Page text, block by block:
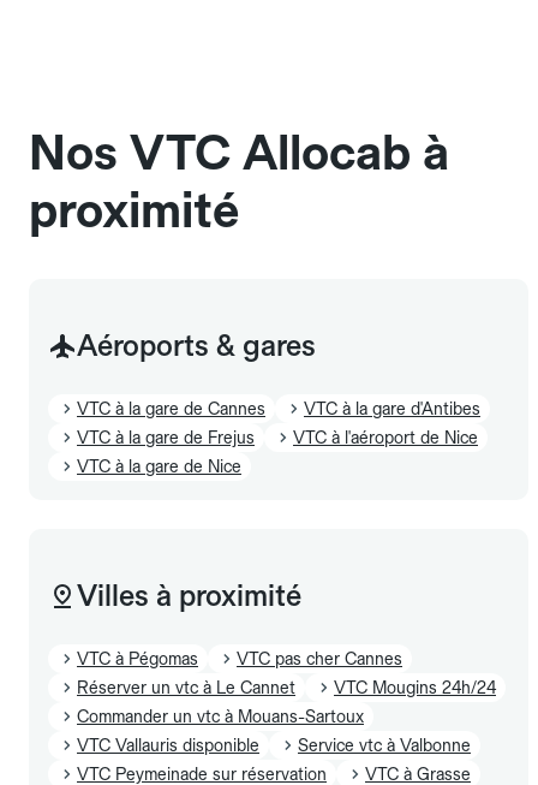
Nos VTC Allocab à
proximité
Aéroports & gares
VTC à la gare de Cannes
VTC à la gare d'Antibes
VTC à la gare de Frejus
VTC à l'aéroport de Nice
VTC à la gare de Nice
Villes à proximité
VTC à Pégomas
VTC pas cher Cannes
Réserver un vtc à Le Cannet
VTC Mougins 24h/24
Commander un vtc à Mouans-Sartoux
VTC Vallauris disponible
Service vtc à Valbonne
VTC Peymeinade sur réservation
VTC à Grasse